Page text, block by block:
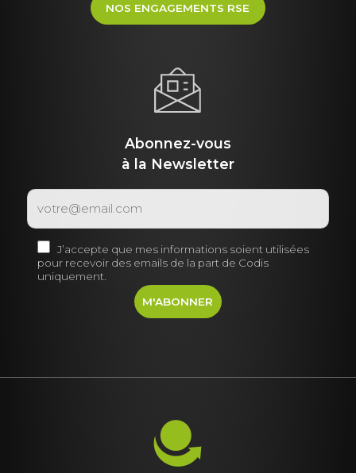
NOS ENGAGEMENTS RSE
Abonnez-vous
à la Newsletter
J’accepte que mes informations soient utilisées
pour recevoir des emails de la part de Codis
uniquement.